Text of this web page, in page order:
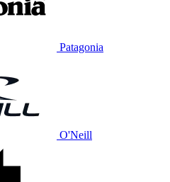
Patagonia
O'Neill